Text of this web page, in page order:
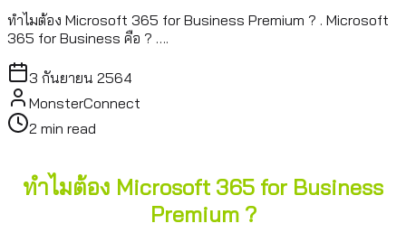
ทำไมต้อง Microsoft 365 for Business Premium ? . Microsoft
365 for Business คือ ? ….
3 กันยายน 2564
MonsterConnect
2 min read
ทำไมต้อง Microsoft 365 for Business
Premium ?